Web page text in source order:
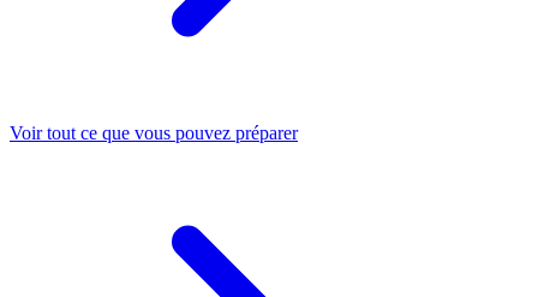
Voir tout ce que vous pouvez préparer